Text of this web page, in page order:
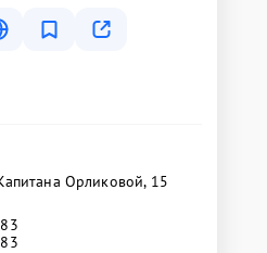
Орликовой, 15